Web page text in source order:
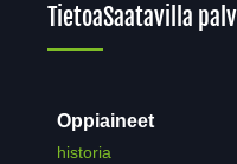
TietoaSaatavilla
Oppiaineet
historia